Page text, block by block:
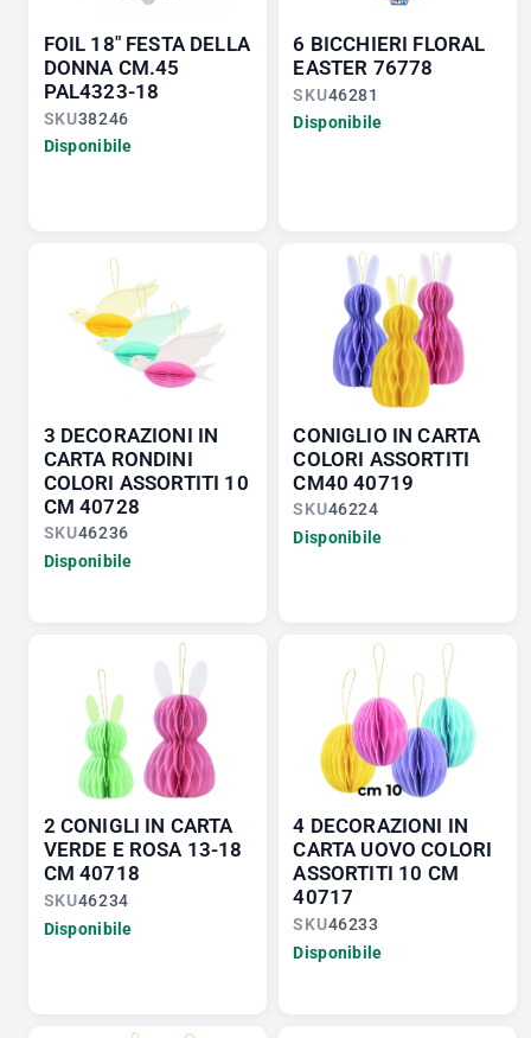
FOIL 18" FESTA DELLA
DONNA CM.45
PAL4323-18
SKU38246
Disponibile
6 BICCHIERI FLORAL
EASTER 76778
SKU46281
Disponibile
3 DECORAZIONI IN
CARTA RONDINI
COLORI ASSORTITI 10
CM 40728
SKU46236
Disponibile
CONIGLIO IN CARTA
COLORI ASSORTITI
CM40 40719
SKU46224
Disponibile
2 CONIGLI IN CARTA
VERDE E ROSA 13-18
CM 40718
SKU46234
Disponibile
4 DECORAZIONI IN
CARTA UOVO COLORI
ASSORTITI 10 CM
40717
SKU46233
Disponibile